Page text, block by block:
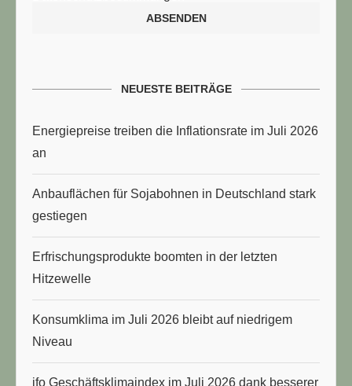
NEUESTE BEITRÄGE
Energiepreise treiben die Inflationsrate im Juli 2026
an
Anbauflächen für Sojabohnen in Deutschland stark
gestiegen
Erfrischungsprodukte boomten in der letzten
Hitzewelle
Konsumklima im Juli 2026 bleibt auf niedrigem
Niveau
ifo Geschäftsklimaindex im Juli 2026 dank besserer